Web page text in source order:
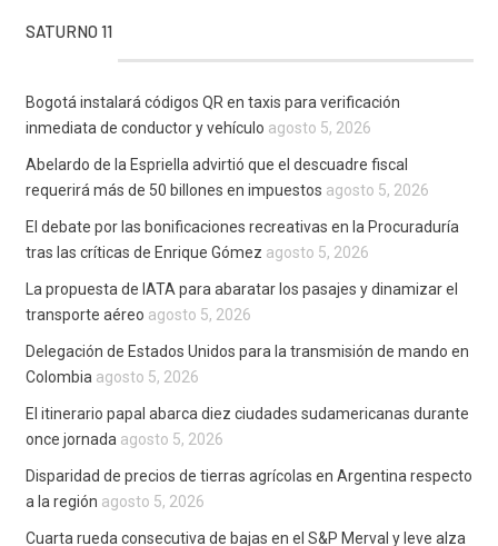
SATURNO 11
Bogotá instalará códigos QR en taxis para verificación
inmediata de conductor y vehículo agosto 5, 2026
Abelardo de la Espriella advirtió que el descuadre fiscal
requerirá más de 50 billones en impuestos agosto 5, 2026
El debate por las bonificaciones recreativas en la Procuraduría
tras las críticas de Enrique Gómez agosto 5, 2026
La propuesta de IATA para abaratar los pasajes y dinamizar el
transporte aéreo agosto 5, 2026
Delegación de Estados Unidos para la transmisión de mando en
Colombia agosto 5, 2026
El itinerario papal abarca diez ciudades sudamericanas durante
once jornada agosto 5, 2026
Disparidad de precios de tierras agrícolas en Argentina respecto
a la región agosto 5, 2026
Cuarta rueda consecutiva de bajas en el S&P Merval y leve alza